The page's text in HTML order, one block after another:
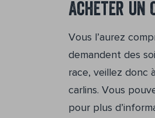
Acheter un
Vous l’aurez
demandent des
race, veillez donc
carlins. Vous
pour plus